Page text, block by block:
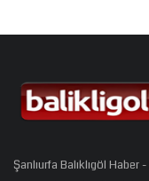
Şanlıurfa Balıklıgöl Haber